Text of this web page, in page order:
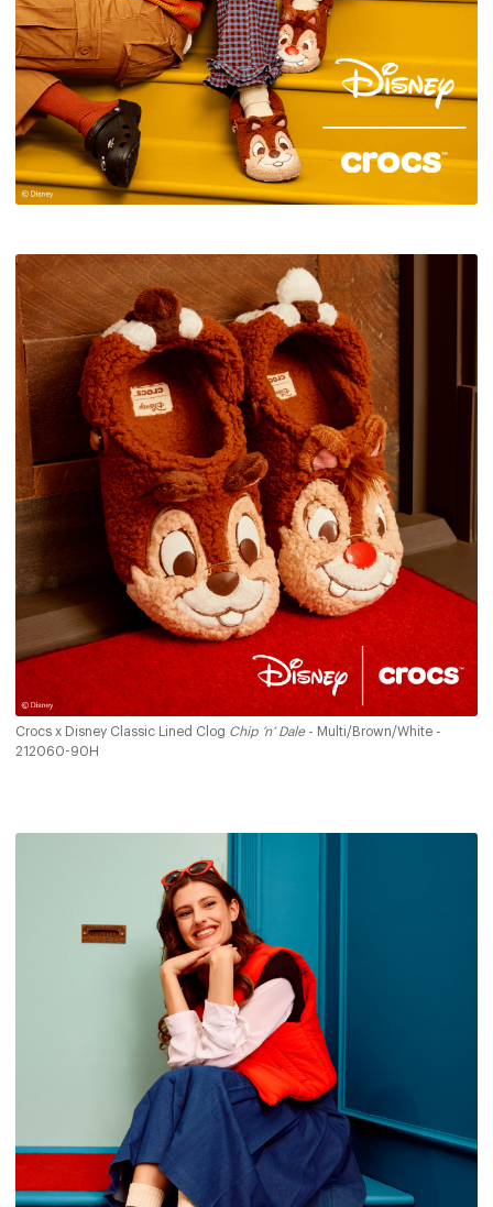
Crocs x Disney Classic Lined Clog Chip ’n‘ Dale- Multi/Brown/White -
212060-90H